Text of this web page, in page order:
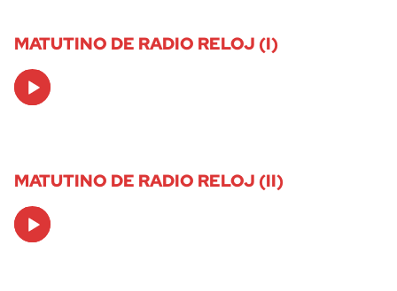
MATUTINO DE RADIO RELOJ (I)
Audio
Player
MATUTINO DE RADIO RELOJ (II)
Audio
Player